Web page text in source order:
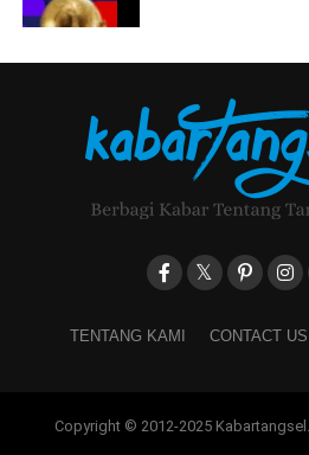
TENTANG KAMI CONTACT US
Copyright © 2012-2025